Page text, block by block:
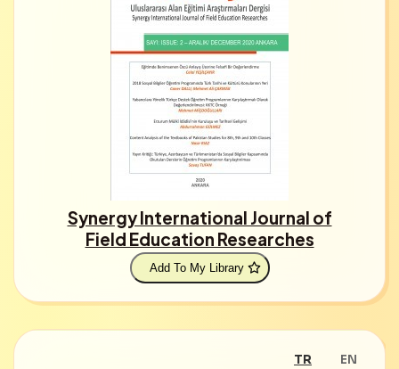
Synergy International Journal of
Field Education Researches
Add To My Library
TR EN